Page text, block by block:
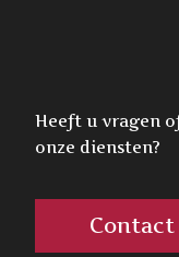
Heeft u vragen
onze diensten?
Contact